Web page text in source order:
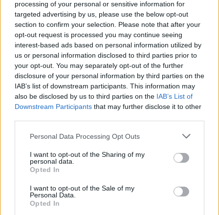
processing of your personal or sensitive information for
targeted advertising by us, please use the below opt-out
section to confirm your selection. Please note that after your
opt-out request is processed you may continue seeing
interest-based ads based on personal information utilized by
us or personal information disclosed to third parties prior to
your opt-out. You may separately opt-out of the further
disclosure of your personal information by third parties on the
IAB’s list of downstream participants. This information may
also be disclosed by us to third parties on the IAB’s List of
Downstream Participants that may further disclose it to other
Personal Data Processing Opt Outs
I want to opt-out of the Sharing of my
personal data.
Opted In
I want to opt-out of the Sale of my
Personal Data.
Opted In
Share:
Περιγραφή
Κεραμικό Φρεζάκι Πράσινο κοντό για Αφαίρεση Gel, Acryl Gel
& Ακρυλικού σε σχήμα κυλίνδρου με επίπεδο άκρο
Επιταχύνει τη διαδικασία της αφαίρεσης Gel & Acryl Gel &
Ακρυλικού – εύκολα και γρήγορα – χωρίς να καίει το νύχι.
Επαγγελματικά εργαλεία μανικιούρ και πεντικιούρ, κατάλληλα για
Ταιριάζουν σε όλους τους τροχούς νυχιών.
Αποστείρωση
Όλα τα φρεζάκια, αποστειρώνονται πάντα σε υψηλή θερμοκρασία.
Μπορείτε να τα βάλετε στον αποστειρωτή κρυστάλλων ή σε
κλίβανο υψηλής θερμοκρασίας.